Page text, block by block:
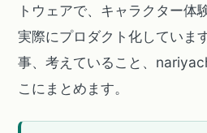
トウェアで、キャラクター体
実際にプロダクト化していま
事、考えていること、
こにまとめます。